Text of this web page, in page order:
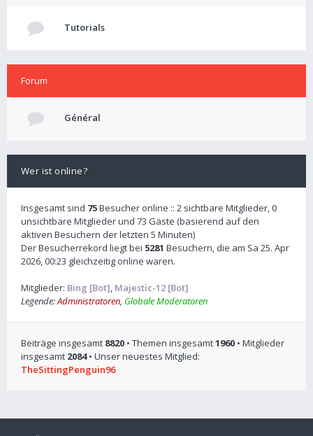
Tutorials
Forum
Général
Wer ist online?
Insgesamt sind 75Besucher online :: 2 sichtbare Mitglieder, 0
unsichtbare Mitglieder und 73 Gäste (basierend auf den
aktiven Besuchern der letzten 5 Minuten)
Der Besucherrekord liegt bei 5281 Besuchern, die am Sa 25. Apr
2026, 00:23 gleichzeitig online waren.
Mitglieder: Bing [Bot], Majestic-12 [Bot]
Legende:Administratoren, Globale Moderatoren
Beiträge insgesamt 8820 • Themen insgesamt1960 • Mitglieder
insgesamt 2084• Unser neuestes Mitglied:
TheSittingPenguin96